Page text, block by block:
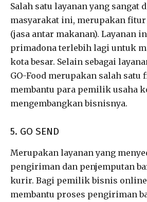
Salah satu layanan yang sangat
masyarakat ini, merupakan fitur
(jasa antar makanan). Layanan
primadona terlebih lagi untuk
kota besar. Selain sebagai
GO-Food merupakan salah satu
membantu para pemilik usaha
mengembangkan bisnisnya.
5. GO SEND
Merupakan layanan yang
pengiriman dan penjemputan
kurir. Bagi pemilik bisnis online,
membantu proses pengiriman